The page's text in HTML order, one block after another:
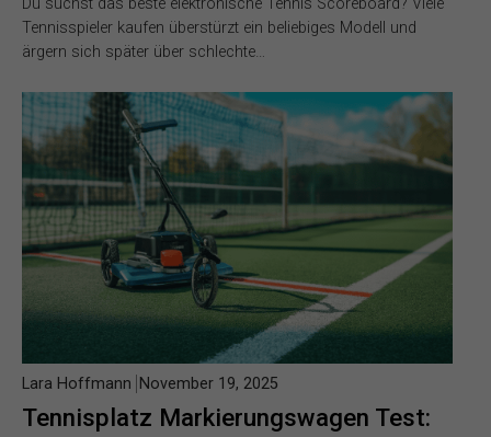
Tennisspieler kaufen überstürzt ein beliebiges Modell und
ärgern sich später über schlechte…
Tennisplatz Markierungswagen Test:
Lara Hoffmann November 19, 2025